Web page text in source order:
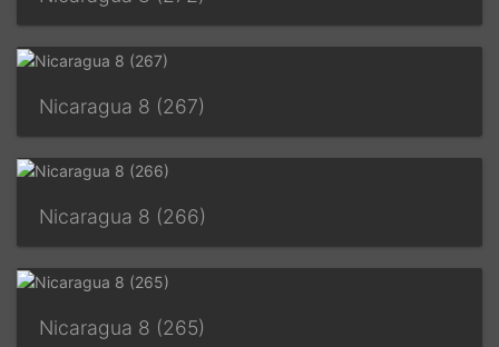
Nicaragua 8 (267)
Nicaragua 8 (266)
Nicaragua 8 (265)